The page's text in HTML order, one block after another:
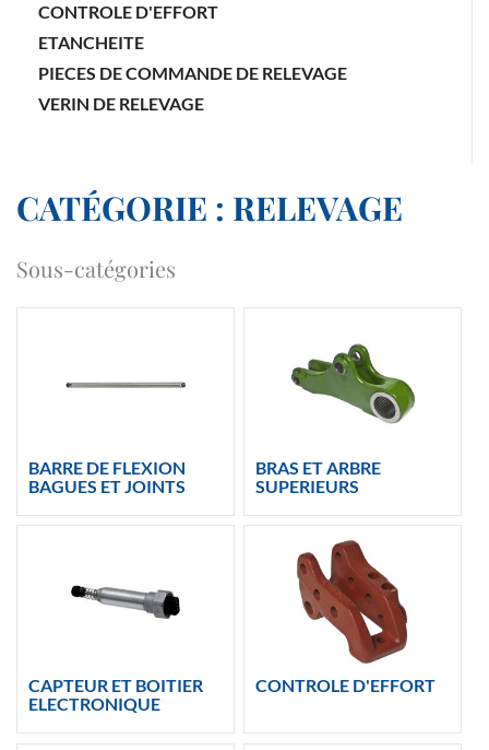
CONTROLE D'EFFORT
ETANCHEITE
PIECES DE COMMANDE DE RELEVAGE
VERIN DE RELEVAGE
CATÉGORIE : RELEVAGE
Sous-catégories
BARRE DE FLEXION
BAGUES ET JOINTS
BRAS ET ARBRE
SUPERIEURS
CAPTEUR ET BOITIER
ELECTRONIQUE
CONTROLE D'EFFORT